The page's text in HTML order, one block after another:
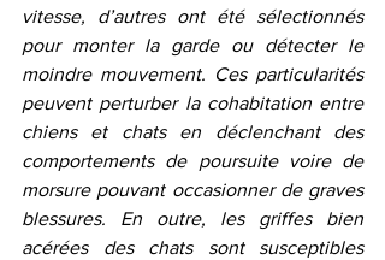
vitesse, d’autres ont été sélectionnés
pour monter la garde ou détecter le
moindre mouvement. Ces particularités
peuvent perturber la cohabitation entre
chiens et chats en déclenchant des
comportements de poursuite voire de
morsure pouvant occasionner de graves
blessures. En outre, les griffes bien
acérées des chats sont susceptibles